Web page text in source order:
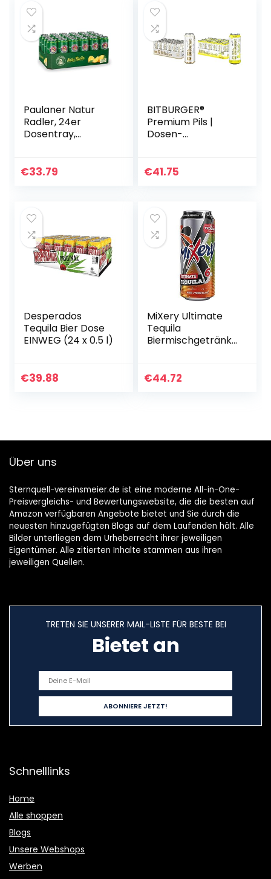
Paulaner Natur
Radler, 24er
Dosentray,
€33.79
BITBURGER®
Premium Pils |
Dosen-
Pilsgenuss | Aus
€41.75
Desperados
Tequila Bier Dose
EINWEG (24 x 0.5 l)
€39.88
MiXery Ultimate
Tequila
Biermischgetränk
€44.72
Über uns
Sternquell-vereinsmeier.de ist eine moderne All-in-One-
Preisvergleichs- und Bewertungswebsite, die die besten auf
Amazon verfügbaren Angebote bietet und Sie durch die
neuesten hinzugefügten Blogs auf dem Laufenden hält. Alle
Bilder unterliegen dem Urheberrecht ihrer jeweiligen
Eigentümer. Alle zitierten Inhalte stammen aus ihren
jeweiligen Quellen.
TRETEN SIE UNSERER MAIL-LISTE FÜR BESTE BEI
Bietet an
Schnelllinks
Home
Alle shoppen
Blogs
Unsere Webshops
Werben